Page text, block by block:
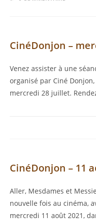
CinéDonjon –
Venez assister à une
organisé par Ciné
mercredi 28 juillet.
CinéDonjon – 11
Aller, Mesdames et
nouvelle fois au cinéma,
mercredi 11 août 2021,